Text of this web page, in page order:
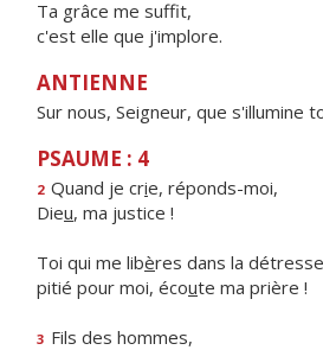
Ta grâce me suffit,
c'est elle que j'implore.
ANTIENNE
Sur nous, Seigneur, que s'illumine
PSAUME : 4
2 Quand je crie, réponds-moi,
Dieu, ma justice !
Toi qui me libères dans la
pitié pour moi, écoute ma prière !
3 Fils des hommes,